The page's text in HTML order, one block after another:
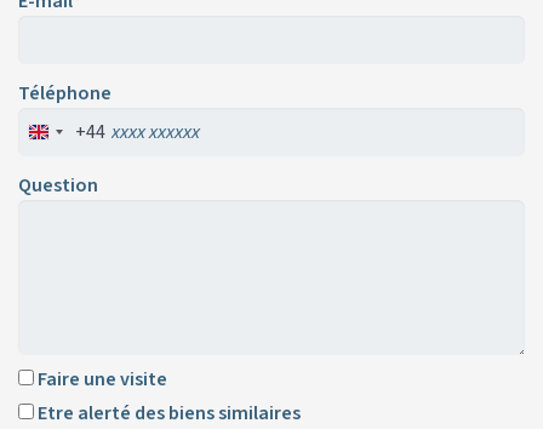
Téléphone
+44
Question
Faire une visite
Etre alerté des biens similaires